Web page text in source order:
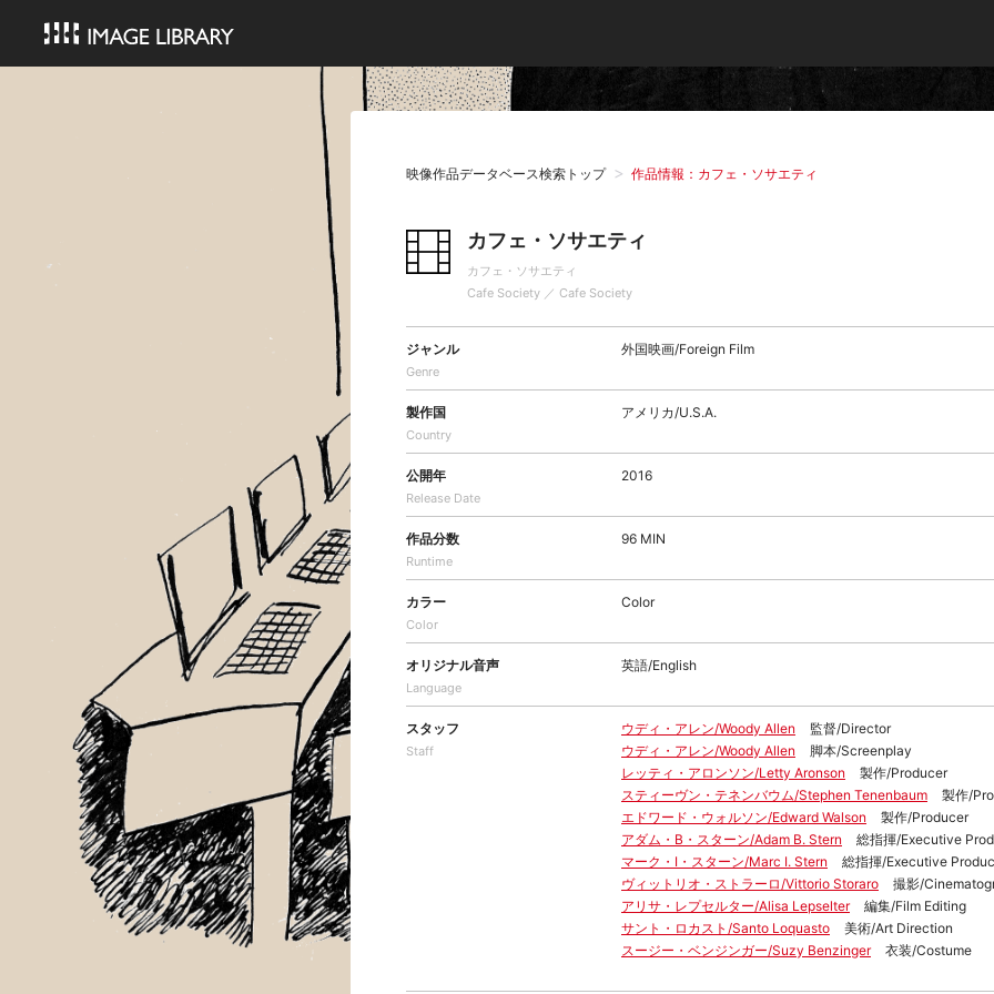
映像作品データベース検索トップ 作品情報：カフェ・ソサエティ
カフェ・ソサエティ
カフェ・ソサエティ
Cafe Society ／ Cafe Society
ジャンル
Genre
外国映画/Foreign Film
製作国
Country
アメリカ/U.S.A.
公開年
Release Date
2016
作品分数
Runtime
96 MIN
カラー
Color
Color
オリジナル音声
Language
英語/English
スタッフ
Staff
ウディ・アレン/Woody Allen
監督/Director
ウディ・アレン/Woody Allen
脚本/Screenplay
レッティ・アロンソン/Letty Aronson
製作/Producer
スティーヴン・テネンバウム/Stephen Tenenbaum
製作/
エドワード・ウォルソン/Edward Walson
製作/Producer
アダム・B・スターン/Adam B. Stern
総指揮/Executive
マーク・I・スターン/Marc I. Stern
総指揮/Executive
ヴィットリオ・ストラーロ/Vittorio Storaro
撮影/
アリサ・レプセルター/Alisa Lepselter
編集/Film Editing
サント・ロカスト/Santo Loquasto
美術/Art Direction
スージー・ベンジンガー/Suzy Benzinger
衣装/Costume